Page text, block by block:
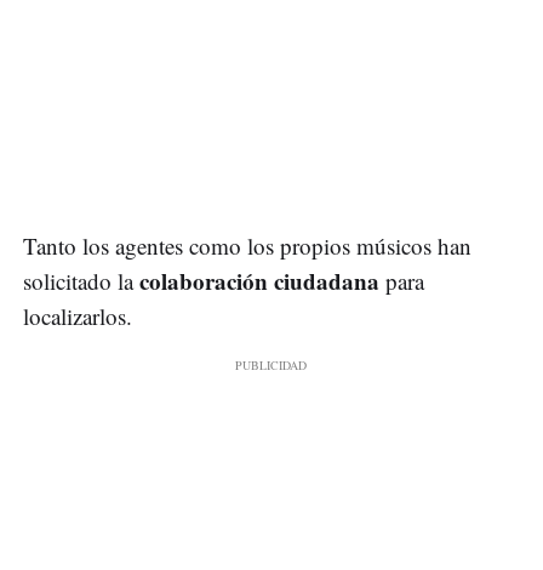
Tanto los agentes como los propios músicos han
solicitado lacolaboración ciudadana para
localizarlos.